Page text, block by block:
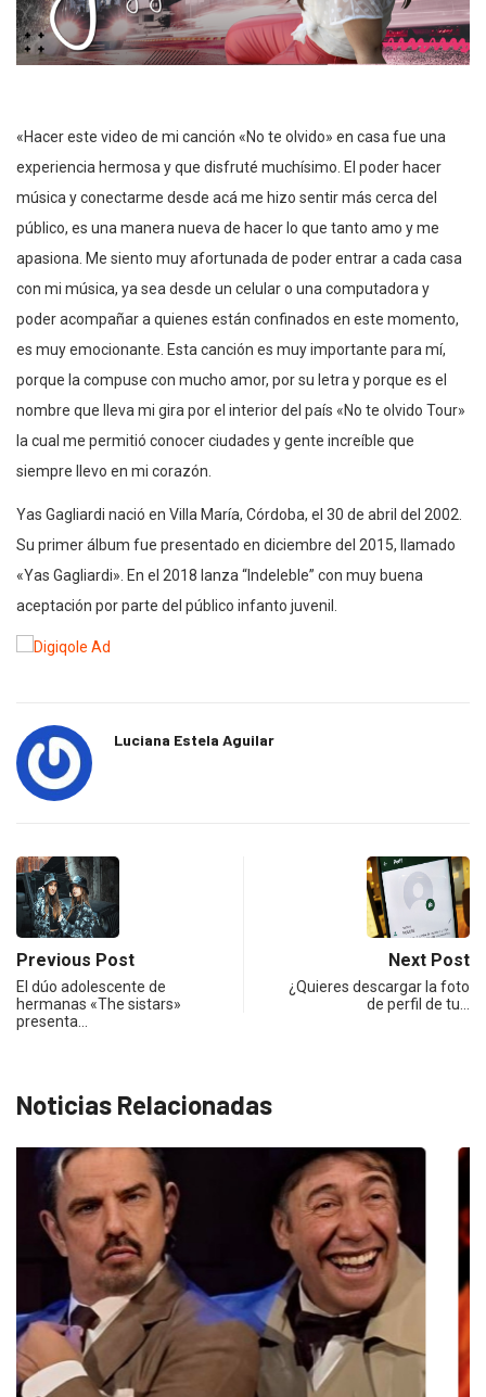
«Hacer este video de mi canción «No te olvido» en casa fue una
experiencia hermosa y que disfruté muchísimo. El poder hacer
música y conectarme desde acá me hizo sentir más cerca del
público, es una manera nueva de hacer lo que tanto amo y me
apasiona. Me siento muy afortunada de poder entrar a cada casa
con mi música, ya sea desde un celular o una computadora y
poder acompañar a quienes están confinados en este momento,
es muy emocionante. Esta canción es muy importante para mí,
porque la compuse con mucho amor, por su letra y porque es el
nombre que lleva mi gira por el interior del país «No te olvido Tour»
la cual me permitió conocer ciudades y gente increíble que
siempre llevo en mi corazón.
Yas Gagliardi nació en Villa María, Córdoba, el 30 de abril del 2002.
Su primer álbum fue presentado en diciembre del 2015, llamado
«Yas Gagliardi». En el 2018 lanza “Indeleble” con muy buena
aceptación por parte del público infanto juvenil.
Luciana Estela Aguilar
Previous Post
El dúo adolescente de
hermanas «The sistars»
presenta…
Next Post
¿Quieres descargar la foto
de perfil de tu…
Noticias Relacionadas